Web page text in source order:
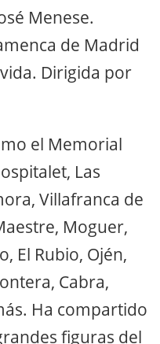
Menese.
de Madrid
Dirigida por
el Memorial
Las
Villafranca de
Moguer,
El Rubio, Ojén,
Cabra,
Ha compartido
figuras del